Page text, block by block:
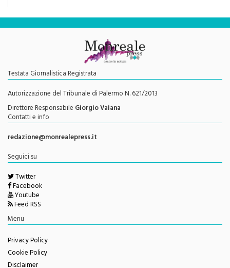
Testata Giornalistica Registrata
Autorizzazione del Tribunale di Palermo N. 621/2013
Direttore Responsabile Giorgio Vaiana
Contatti e info
redazione@monrealepress.it
Seguici su
Twitter
Facebook
Youtube
Feed RSS
Menu
Privacy Policy
Cookie Policy